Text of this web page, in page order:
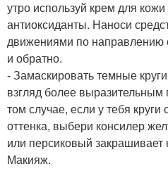
утро используй крем для
антиоксиданты. Наноси
движениями по направлению
и обратно.
- Замаскировать темные
взгляд более
том случае, если у тебя
оттенка, выбери консилер
или персиковый закрашивает
Макияж.